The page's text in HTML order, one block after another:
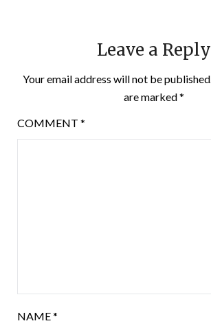
Leave a Reply
Your email address will not be published.
are marked*
COMMENT *
NAME*